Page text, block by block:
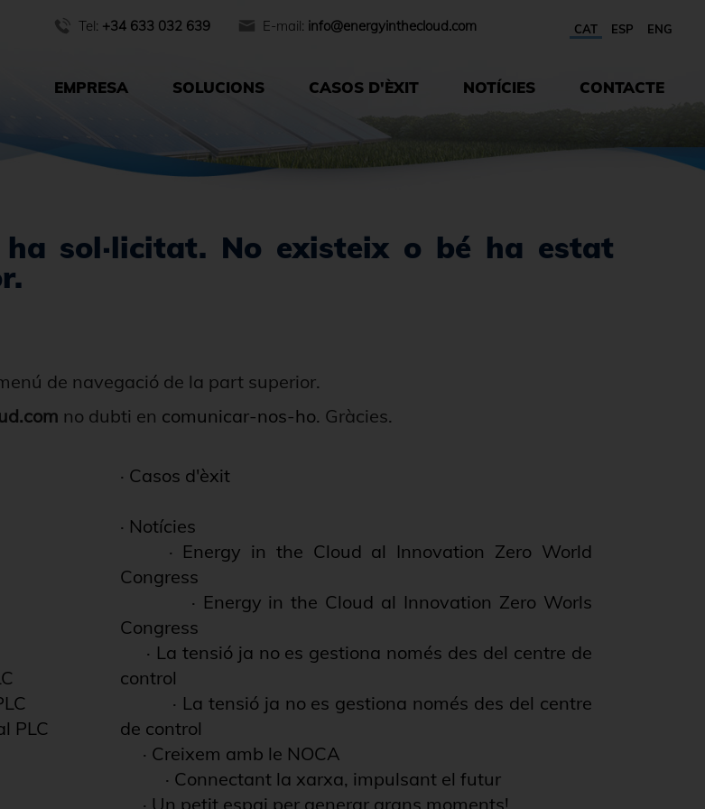
Tel: +34 633 032 639 E-mail: info@energyinthecloud.com CAT ESP ENG
EMPRESA SOLUCIONS CASOS D'ÈXIT NOTÍCIES CONTACTE
sol·licitat. No existeix o bé ha estat
de navegació de la part superior.
no dubti en comunicar-nos-ho. Gràcies.
PLC
· Casos d'èxit
· Notícies
· Energy in the Cloud al Innovation Zero World
Congress
· Energy in the Cloud al Innovation Zero Worls
Congress
· La tensió ja no es gestiona només des del centre de
control
· La tensió ja no es gestiona només des del centre
de control
· Creixem amb le NOCA
· Connectant la xarxa, impulsant el futur
· Un petit espai per generar grans moments!